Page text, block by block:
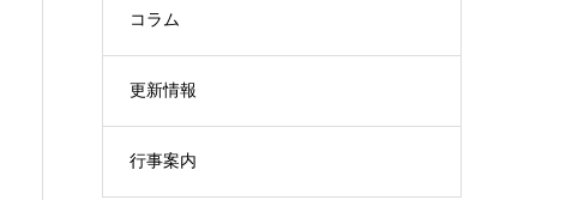
コラム
更新情報
行事案内